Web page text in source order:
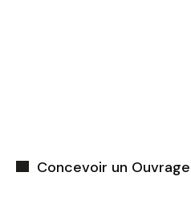
Concevoir un